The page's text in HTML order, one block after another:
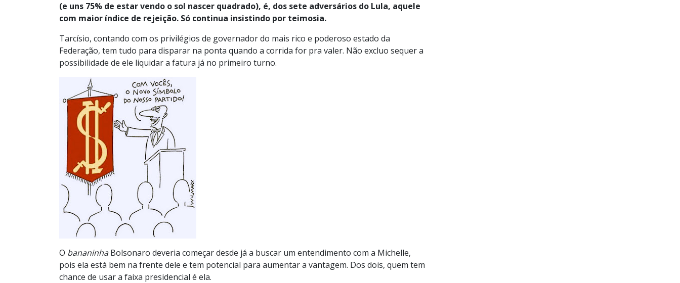
(e uns 75% de estar vendo o sol nascer quadrado), é, dos sete adversários do Lula, aquele
com maior índice de rejeição. Só continua insistindo por teimosia.
Tarcísio, contando com os privilégios de governador do mais rico e poderoso estado da
Federação, tem tudo para disparar na ponta quando a corrida for pra valer. Não excluo sequer a
possibilidade de ele liquidar a fatura já no primeiro turno.
O bananinhaBolsonaro deveria começar desde já a buscar um entendimento com a Michelle,
pois ela está bem na frente dele e tem potencial para aumentar a vantagem. Dos dois, quem tem
chance de usar a faixa presidencial é ela.